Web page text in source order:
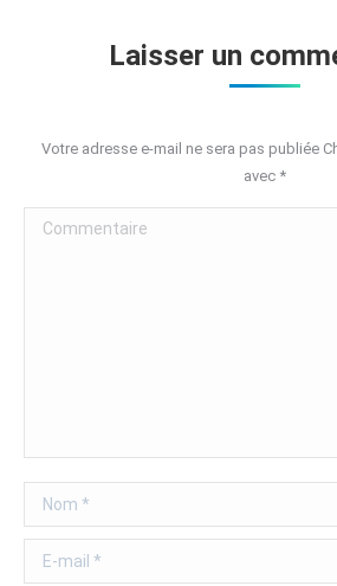
Laisser un
Votre adresse e-mail ne sera pas publiée
avec *
Commentaire
Nom *
E-mail *